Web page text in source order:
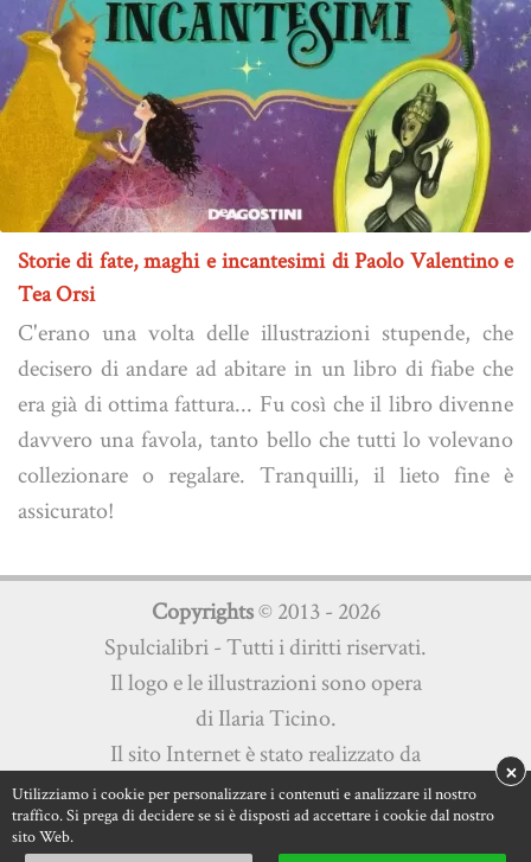
Utilizziamo i cookie per personalizzare i contenuti e analizzare il nostro
traffico. Si prega di decidere se si è disposti ad accettare i cookie dal nostro
sito Web.
×
Storie di fate, maghi e incantesimi di Paolo Valentino e
Tea Orsi
C'erano una volta delle illustrazioni stupende, che
decisero di andare ad abitare in un libro di fiabe che
era già di ottima fattura... Fu così che il libro divenne
davvero una favola, tanto bello che tutti lo volevano
collezionare o regalare. Tranquilli, il lieto fine è
assicurato!
Copyrights© 2013 - 2026
Spulcialibri - Tutti i diritti riservati.
Il logo e le illustrazioni sono opera
di Ilaria Ticino.
Il sito Internet è stato realizzato da
Martini Multimedia s.a.s.
Privacy Policy|Cookie Policy